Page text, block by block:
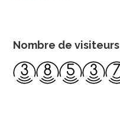
Nombre de visiteurs